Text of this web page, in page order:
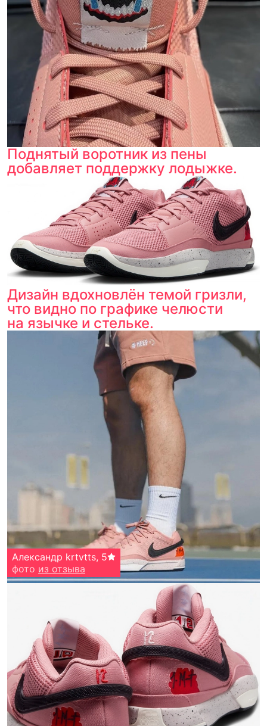
Поднятый воротник из пены
добавляет поддержку лодыжке.
Дизайн вдохновлён темой гризли,
что видно по графике челюсти
на язычке и стельке.
Александр krtvtts, 5
фото из отзыва